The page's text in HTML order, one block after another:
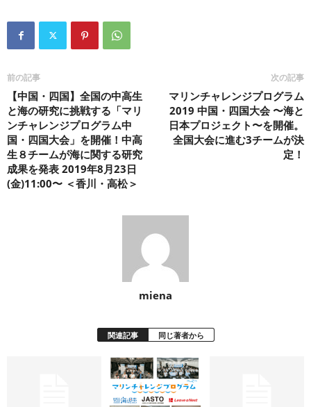
前の記事
【中国・四国】全国の中高生
と海の研究に挑戦する「マリ
ンチャレンジプログラム中
国・四国大会」を開催！中高
生８チームが海に関する研究
成果を発表 2019年8月23日
(金)11:00〜 ＜香川・高松＞
次の記事
マリンチャレンジプログラム
2019 中国・四国大会 〜海と
日本プロジェクト〜を開催。
全国大会に進む3チームが決
定！
miena
関連記事 同じ著者から